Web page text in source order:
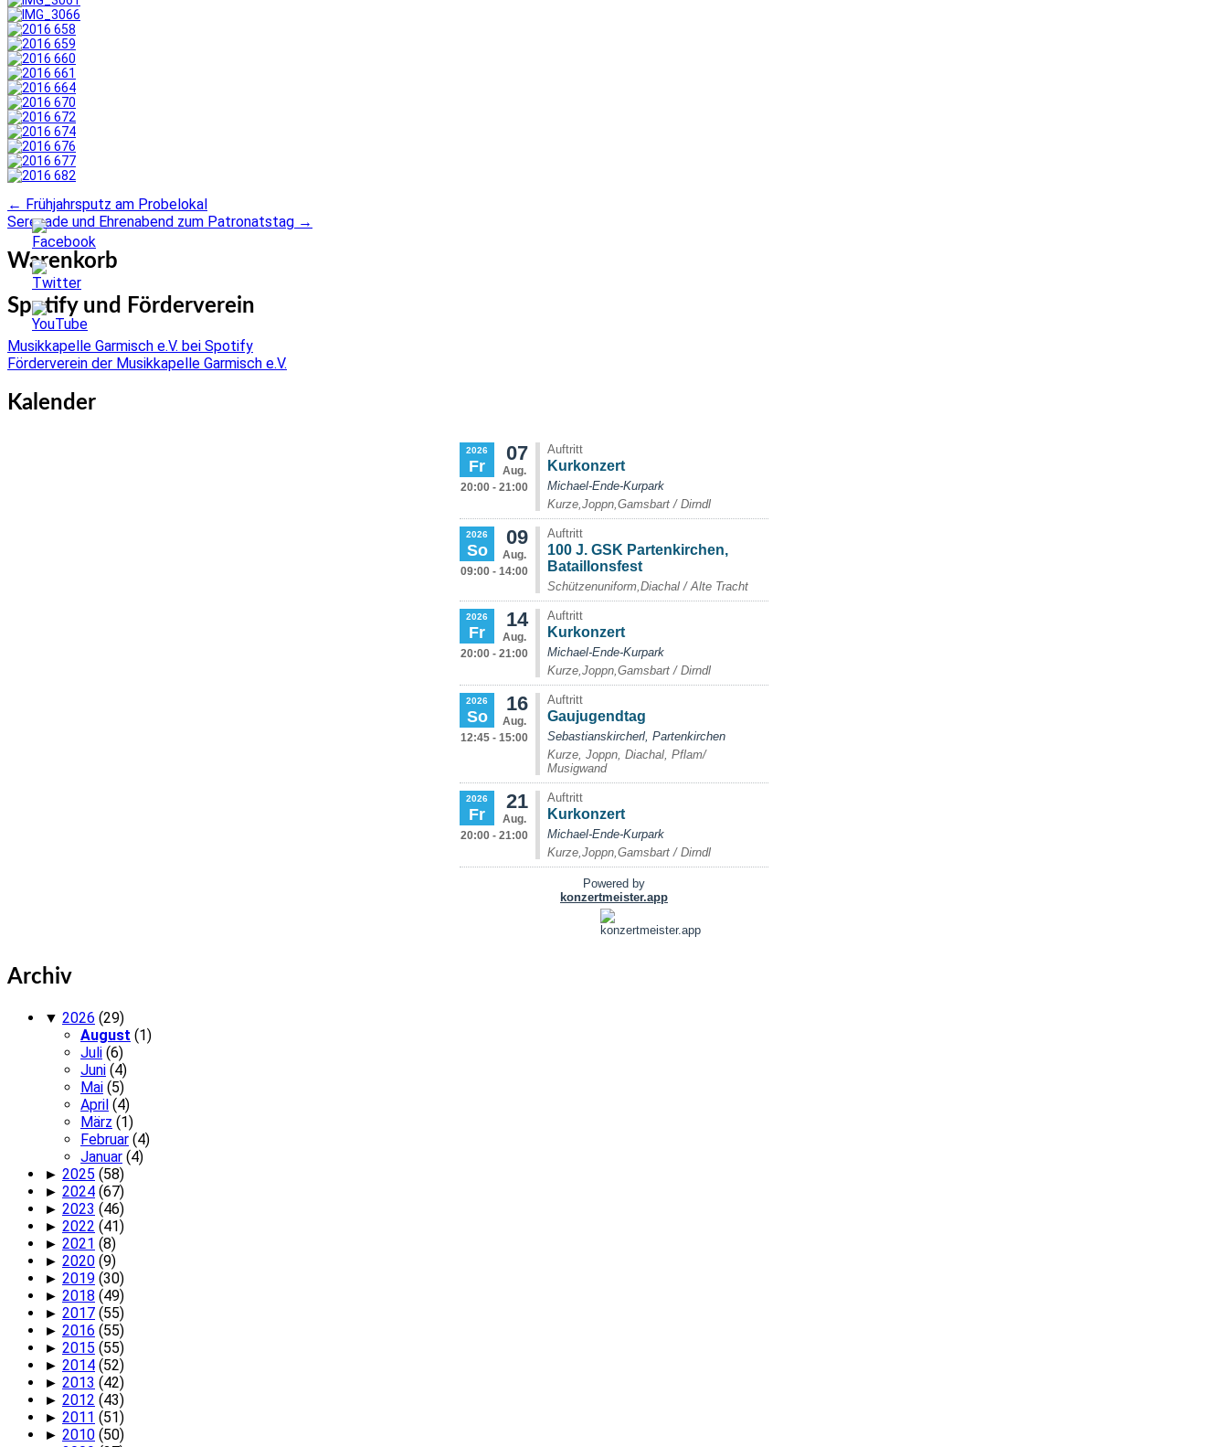
Post
navigation
← Frühjahrsputz am Probelokal
Serenade und Ehrenabend zum Patronatstag →
Warenkorb
Spotify und Förderverein
Musikkapelle Garmisch e.V. bei Spotify
Förderverein der Musikkapelle Garmisch e.V.
Kalender
Archiv
▼ 2026 (29)
August (1)
Juli (6)
Juni (4)
Mai (5)
April (4)
März (1)
Februar (4)
Januar (4)
► 2025 (58)
► 2024 (67)
► 2023 (46)
► 2022 (41)
► 2021 (8)
► 2020 (9)
► 2019 (30)
► 2018 (49)
► 2017 (55)
► 2016 (55)
► 2015 (55)
► 2014 (52)
► 2013 (42)
► 2012 (43)
► 2011 (51)
► 2010 (50)